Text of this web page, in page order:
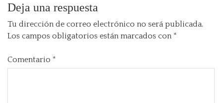
Deja una respuesta
Tu dirección de correo electrónico no será publicada.
Los campos obligatorios están marcados con *
Comentario *